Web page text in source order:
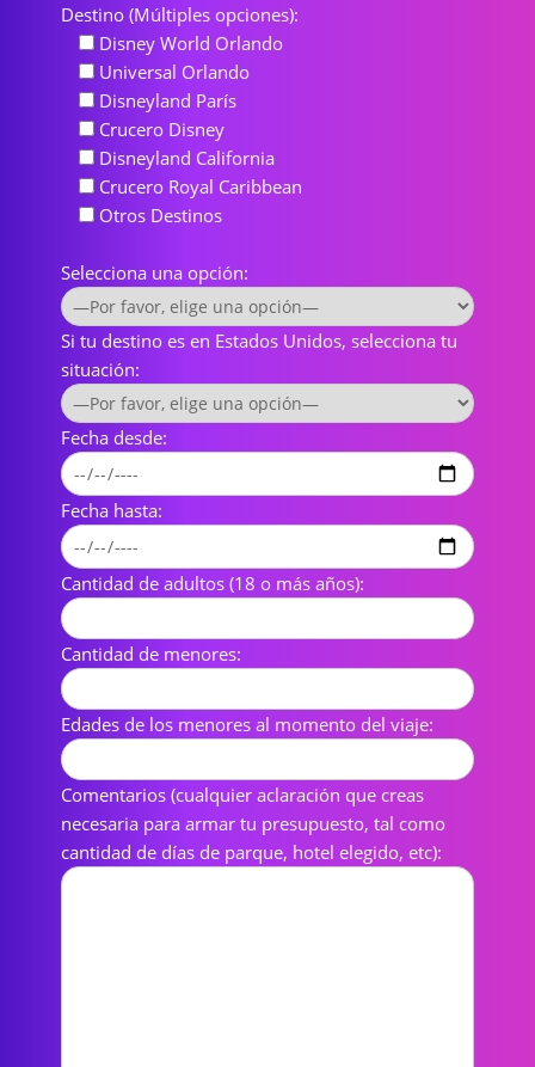
Destino (Múltiples opciones):
Disney World Orlando
Universal Orlando
Disneyland París
Crucero Disney
Disneyland California
Crucero Royal Caribbean
Otros Destinos
Selecciona una opción:
Si tu destino es en Estados Unidos, selecciona tu
situación:
Fecha desde:
Fecha hasta:
Cantidad de adultos (18 o más años):
Cantidad de menores:
Edades de los menores al momento del viaje:
Comentarios (cualquier aclaración que creas
necesaria para armar tu presupuesto, tal como
cantidad de días de parque, hotel elegido, etc):